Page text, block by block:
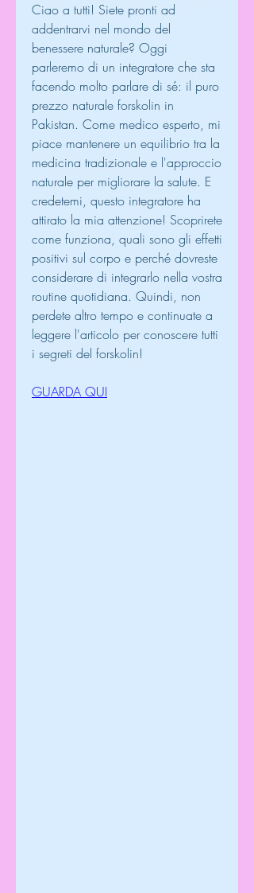
Ciao a tutti! Siete pronti ad
addentrarvi nel mondo del
benessere naturale? Oggi
parleremo di un integratore che sta
facendo molto parlare di sé: il puro
prezzo naturale forskolin in
Pakistan. Come medico esperto, mi
piace mantenere un equilibrio tra la
medicina tradizionale e l'approccio
naturale per migliorare la salute. E
credetemi, questo integratore ha
attirato la mia attenzione! Scoprirete
come funziona, quali sono gli effetti
positivi sul corpo e perché dovreste
considerare di integrarlo nella vostra
routine quotidiana. Quindi, non
perdete altro tempo e continuate a
leggere l'articolo per conoscere tutti
i segreti del forskolin!
GUARDA QUI